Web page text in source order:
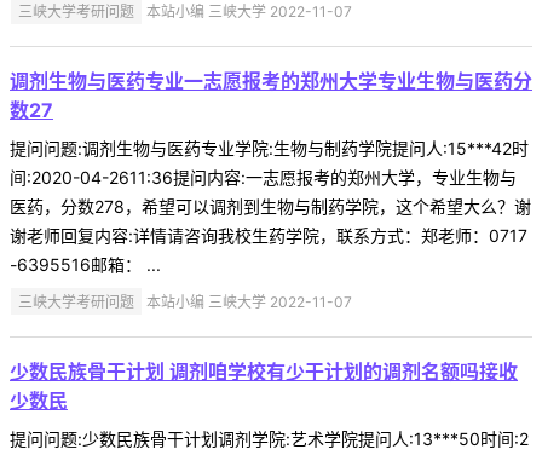
三峡大学考研问题 本站小编 三峡大学 2022-11-07
调剂生物与医药专业一志愿报考的郑州大学专业生物与医药分
数27
提问问题:调剂生物与医药专业学院:生物与制药学院提问人:15***42时
间:2020-04-2611:36提问内容:一志愿报考的郑州大学，专业生物与
医药，分数278，希望可以调剂到生物与制药学院，这个希望大么？谢
谢老师回复内容:详情请咨询我校生药学院，联系方式：郑老师：0717
-6395516邮箱： ...
三峡大学考研问题 本站小编 三峡大学 2022-11-07
少数民族骨干计划 调剂咱学校有少干计划的调剂名额吗接收
少数民
提问问题:少数民族骨干计划调剂学院:艺术学院提问人:13***50时间:2